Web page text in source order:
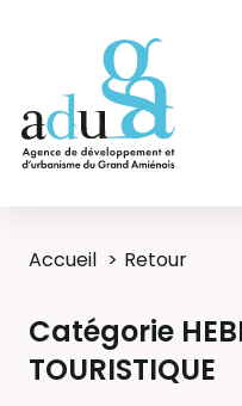
Accueil Retour
Catégorie
TOURISTIQUE